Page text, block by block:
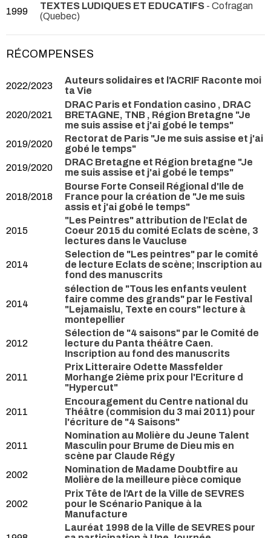
1999
TEXTES LUDIQUES ET EDUCATIFS - Cofragan
(Quebec)
RÉCOMPENSES
2022/2023
Auteurs solidaires et l'ACRIF Raconte moi
ta Vie
2020/2021
DRAC Paris et Fondation casino , DRAC
BRETAGNE, TNB , Région Bretagne "Je
me suis assise et j'ai gobé le temps"
2019/2020
Rectorat de Paris "Je me suis assise et j'ai
gobé le temps"
2019/2020
DRAC Bretagne et Région bretagne "Je
me suis assise et j'ai gobé le temps"
2018/2018
Bourse Forte Conseil Régional d'Ile de
France pour la création de "Je me suis
assis et j'ai gobé le temps"
2015
"Les Peintres" attribution de l'Eclat de
Coeur 2015 du comité Eclats de scène, 3
lectures dans le Vaucluse
2014
Selection de "Les peintres" par le comité
de lecture Eclats de scène; Inscription au
fond des manuscrits
2014
sélection de "Tous les enfants veulent
faire comme des grands" par le Festival
"Lejamaislu, Texte en cours" lecture à
montepellier
2012
Sélection de "4 saisons" par le Comité de
lecture du Panta théâtre Caen.
Inscription au fond des manuscrits
2011
Prix Litteraire Odette Massfelder
Morhange 2ième prix pour l'Ecriture d
"Hypercut"
2011
Encouragement du Centre national du
Théâtre (commision du 3 mai 2011) pour
l'écriture de "4 Saisons"
2011
Nomination au Molière du Jeune Talent
Masculin pour Brume de Dieu mis en
scène par Claude Régy
2002
Nomination de Madame Doubtfire au
Molière de la meilleure pièce comique
2002
Prix Tête de l'Art de la Ville de SEVRES
pour le Scénario Panique à la
Manufacture
Lauréat 1998 de la Ville de SEVRES pour